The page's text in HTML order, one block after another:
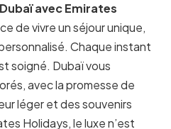
avec Emirates
de vivre un séjour unique,
Chaque instant
soigné. Dubaï vous
avec la promesse de
léger et des souvenirs
Holidays, le luxe n’est